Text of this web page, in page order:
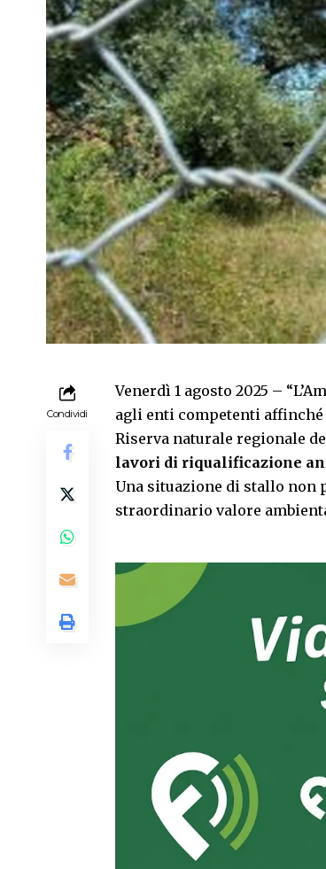
Condividi
Venerdì 1 agosto 2025 –
agli enti competenti affinché
Riserva naturale regionale
lavori di riqualificazione
Una situazione di stallo non
straordinario valore